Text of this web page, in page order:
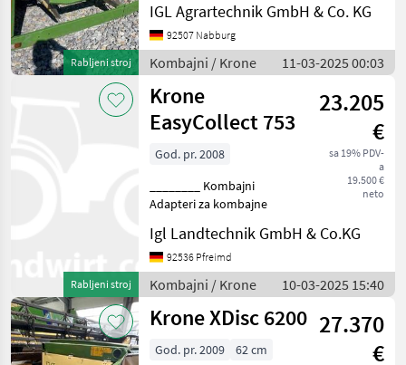
Rabljeni stroj
Schneidwerksführung
(Autocontour...) ________
Tip hedera/ adaptera:
Adapter za kukuruz
Kombajni Adapteri za
kombaj
IGL Agrartechnik GmbH & Co. KG
92507 Nabburg
Kombajni / Krone 11-03-2025 00:03
Rabljeni stroj
Krone
EasyCollect 753
23.205
€
sa 19% PDV-
a
19.500 €
neto
God. pr. 2008
Adapteri za kombajne
Igl Landtechnik GmbH & Co.KG
92536 Pfreimd
Kombajni / Krone 10-03-2025 15:40
Krone XDisc 6200 27.370
€
God. pr. 2009 62 cm